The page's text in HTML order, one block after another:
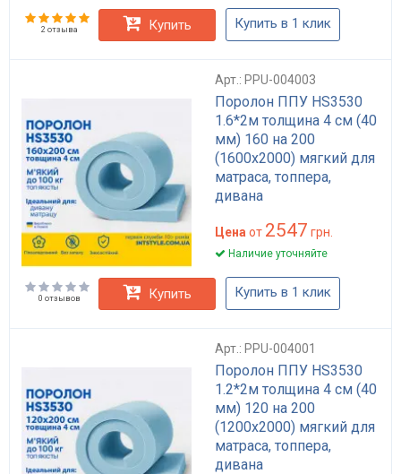
2 отзыва Купить Купить в 1 клик
Арт.: PPU-004003
Поролон ППУ HS3530
1.6*2м толщина 4 см (40
мм) 160 на 200
(1600х2000) мягкий для
матраса, топпера,
дивана
Цена от 2547 грн.
Наличие уточняйте
0 отзывов Купить Купить в 1 клик
Арт.: PPU-004001
Поролон ППУ HS3530
1.2*2м толщина 4 см (40
мм) 120 на 200
(1200х2000) мягкий для
матраса, топпера,
дивана